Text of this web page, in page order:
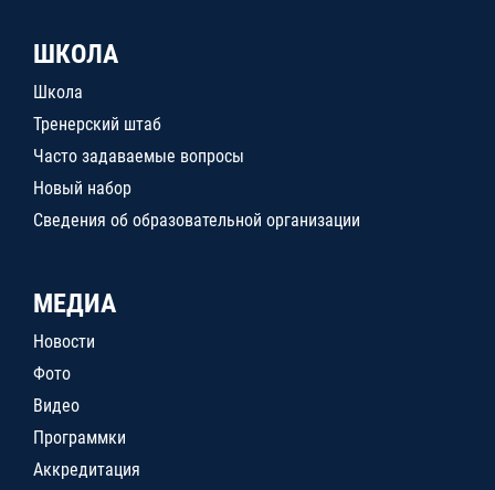
ШКОЛА
Школа
Тренерский штаб
Часто задаваемые вопросы
Новый набор
Сведения об образовательной организации
МЕДИА
Новости
Фото
Видео
Программки
Аккредитация